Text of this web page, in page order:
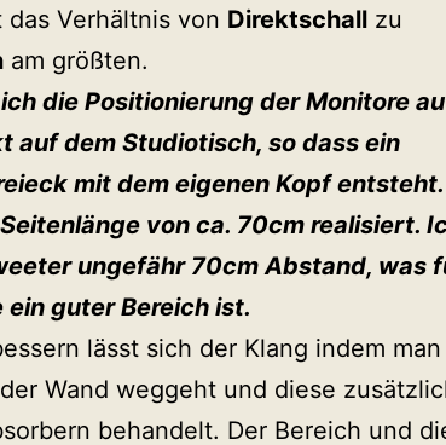
Verhältnis von Direktschall zu
am größten.
die Positionierung der Monitore
auf dem Studiotisch, so dass ein
mit dem eigenen Kopf entsteht.
von ca. 70cm realisiert.
ungefähr 70cm Abstand, was
guter Bereich ist.
lässt sich der Klang indem
Wand weggeht und diese
behandelt. Der Bereich und